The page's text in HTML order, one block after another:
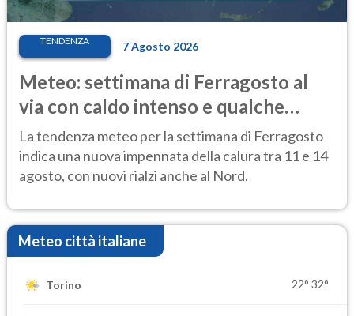
TENDENZA 7 Agosto 2026
Meteo: settimana di Ferragosto al
via con caldo intenso e qualche
temporale
La tendenza meteo per la settimana di Ferragosto
indica una nuova impennata della calura tra 11 e 14
agosto, con nuovi rialzi anche al Nord.
Meteo città italiane
Torino 22° 32°